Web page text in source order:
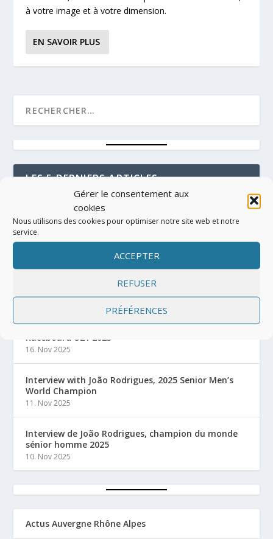
Gérer le consentement aux
cookies
Nous utilisons des cookies pour optimiser notre site web et notre
service.
ACCEPTER
REFUSER
PRÉFÉRENCES
à votre image et à votre dimension.
EN SAVOIR PLUS
LES 5 DERNIERS ARTICLES
Stage de pratique FRANCE RACEBOARD
ASSOCIATION 2026
13. Avr 2026
Interview Heloisa Tarancón, récente championne
du monde Raceboard 2025 en U21 à Mandelieu-La
16. Nov 2025
Interview d’Ignacio Fernandez, champion du monde
Raceboard U21 2025
16. Nov 2025
Interview with João Rodrigues, 2025 Senior Men’s
World Champion
11. Nov 2025
Interview de João Rodrigues, champion du monde
sénior homme 2025
10. Nov 2025
Actus Auvergne Rhône Alpes